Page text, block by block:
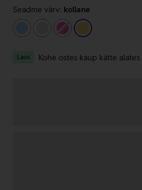
Seadme värv: kollane
helesininehõbedane
roosa kollane
Laos Kohe ostes kaup kätte alates